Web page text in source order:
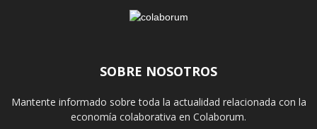
SOBRE NOSOTROS
Mantente informado sobre toda la actualidad relacionada con la
economía colaborativa en Colaborum.